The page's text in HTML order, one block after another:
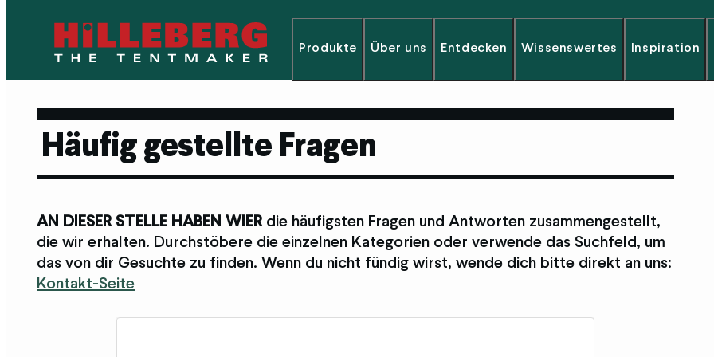
Produkte Über uns Entdecken Wissenswertes Inspiration
Häufig gestellte Fragen
AN DIESER STELLE HABEN WIERdie häufigsten Fragen und Antworten zusammengestellt,
die wir erhalten. Durchstöbere die einzelnen Kategorien oder verwende das Suchfeld, um
das von dir Gesuchte zu finden. Wenn du nicht fündig wirst, wende dich bitte direkt an uns:
Kontakt-Seite